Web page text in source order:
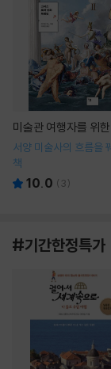
미술관 여행자를 위
서양 미술사의 흐름을
책
10.0 ( 3)
#기간한정특가